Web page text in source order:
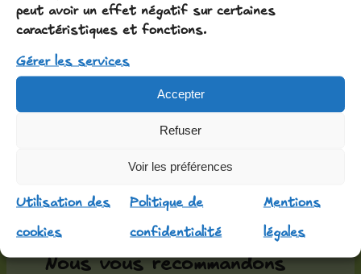
peut avoir un effet négatif sur certaines
caractéristiques et fonctions.
Gérer les services
Accepter
Refuser
Voir les préférences
Utilisation des
cookies
Politique de
confidentialité
Mentions
légales
champignons… et pour ceux
qui aiment s’y perdre.
Le Chemin du Cister, dont
fait partie Glorieta, relie
patrimoine mondial.
Nous vous recommandons